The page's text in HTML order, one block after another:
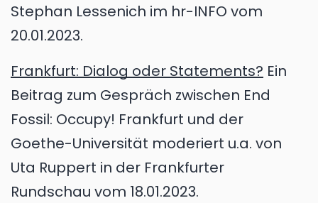
Stephan Lessenich im hr-INFO vom
20.01.2023.
Frankfurt: Dialog oder Statements? Ein
Beitrag zum Gespräch zwischen End
Fossil: Occupy! Frankfurt und der
Goethe-Universität moderiert u.a. von
Uta Ruppert in der Frankfurter
Rundschau vom 18.01.2023.